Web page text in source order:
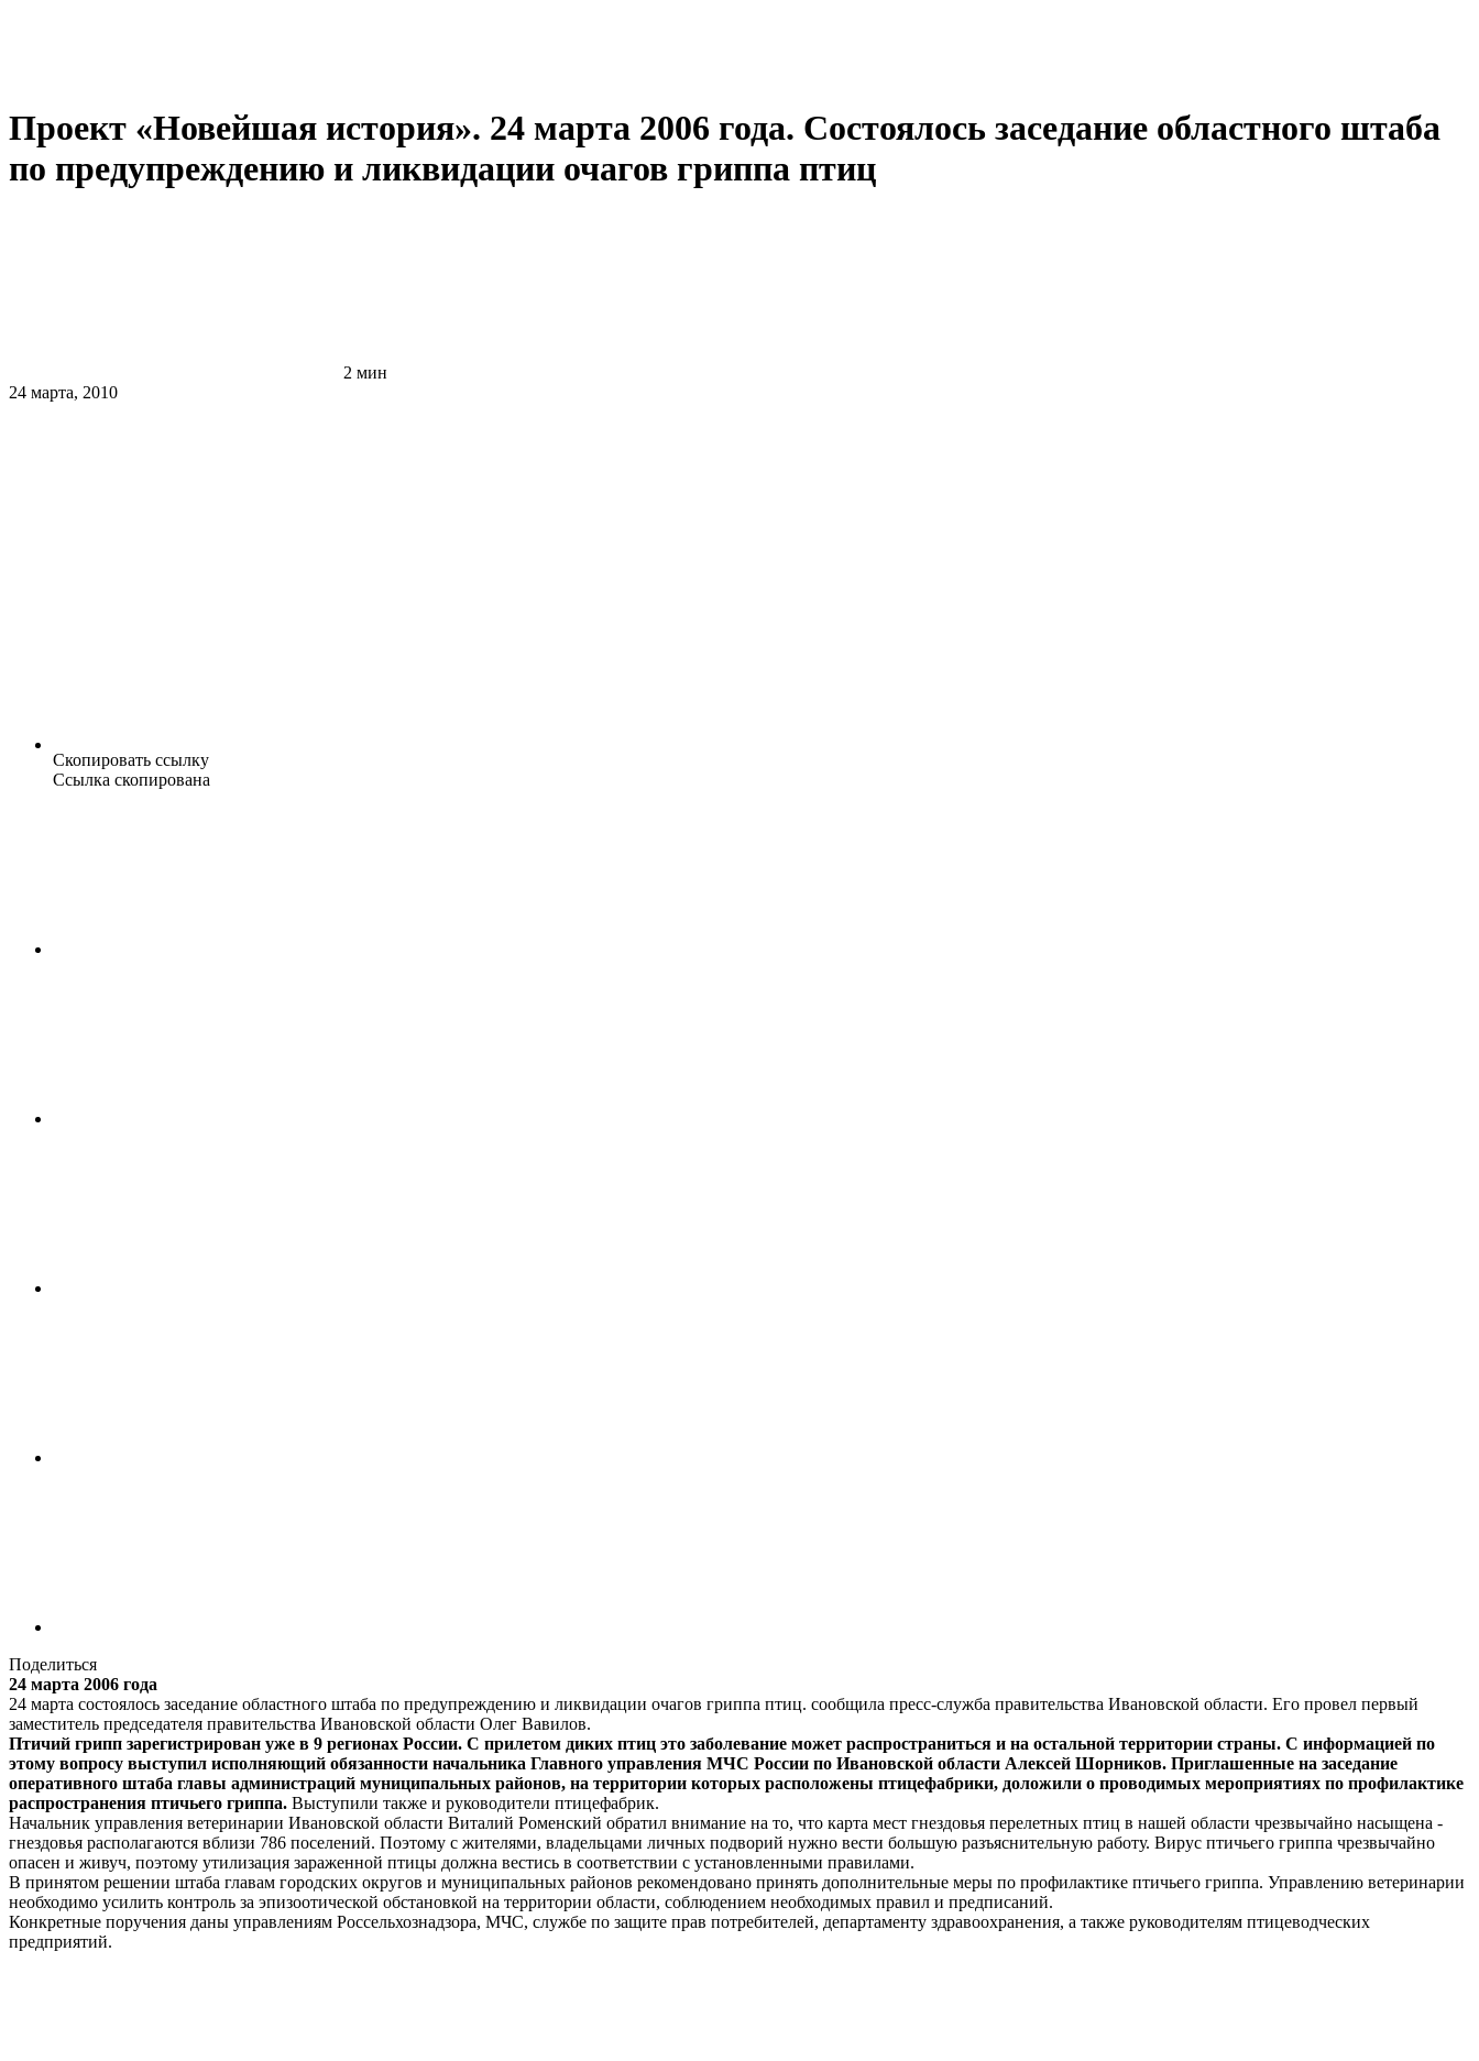
Проект «Новейшая история». 24 марта 2006 года. Состоялось заседание областного штаба
по предупреждению и ликвидации очагов гриппа птиц
2 мин
24 марта, 2010
Скопировать ссылку
Ссылка скопирована
Поделиться
24 марта 2006 года
24 марта состоялось заседание областного штаба по предупреждению и ликвидации очагов гриппа птиц. сообщила пресс-служба правительства Ивановской области. Его провел первый
заместитель председателя правительства Ивановской области Олег Вавилов.
Птичий грипп зарегистрирован уже в 9 регионах России. С прилетом диких птиц это заболевание может распространиться и на остальной территории страны. С информацией по
этому вопросу выступил исполняющий обязанности начальника Главного управления МЧС России по Ивановской области Алексей Шорников. Приглашенные на заседание
оперативного штаба главы администраций муниципальных районов, на территории которых расположены птицефабрики, доложили о проводимых мероприятиях по профилактике
распространения птичьего гриппа. Выступили также и руководители птицефабрик.
Начальник управления ветеринарии Ивановской области Виталий Роменский обратил внимание на то, что карта мест гнездовья перелетных птиц в нашей области чрезвычайно насыщена -
гнездовья располагаются вблизи 786 поселений. Поэтому с жителями, владельцами личных подворий нужно вести большую разъяснительную работу. Вирус птичьего гриппа чрезвычайно
опасен и живуч, поэтому утилизация зараженной птицы должна вестись в соответствии с установленными правилами.
В принятом решении штаба главам городских округов и муниципальных районов рекомендовано принять дополнительные меры по профилактике птичьего гриппа. Управлению ветеринарии
необходимо усилить контроль за эпизоотической обстановкой на территории области, соблюдением необходимых правил и предписаний.
Конкретные поручения даны управлениям Россельхознадзора, МЧС, службе по защите прав потребителей, департаменту здравоохранения, а также руководителям птицеводческих
предприятий.